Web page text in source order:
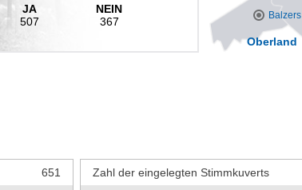
Balzers
Oberland
JA
507
NEIN
367
651
Zahl der eingelegten Stimmkuverts